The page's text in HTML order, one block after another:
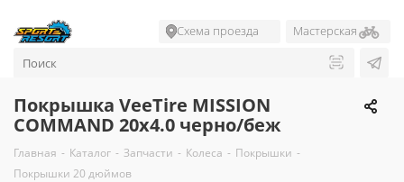
Схема проезда Мастерская
Покрышка VeeTire MISSION
COMMAND 20x4.0 черно/беж
Главная - Каталог - Запчасти - Колеса - Покрышки -
Покрышки 20 дюймов